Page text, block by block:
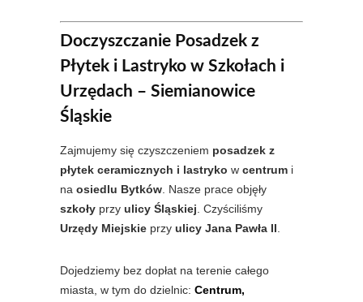
Doczyszczanie Posadzek z
Płytek i Lastryko w Szkołach i
Urzędach – Siemianowice
Śląskie
Zajmujemy się czyszczeniem posadzek z
płytek ceramicznych i lastryko w centrum i
na osiedlu Bytków . Nasze prace objęły
szkoły przy ulicy Śląskiej . Czyściliśmy
Urzędy Miejskie przy ulicy Jana Pawła II
Dojedziemy bez dopłat na terenie całego
miasta, w tym do dzielnic: Centrum,